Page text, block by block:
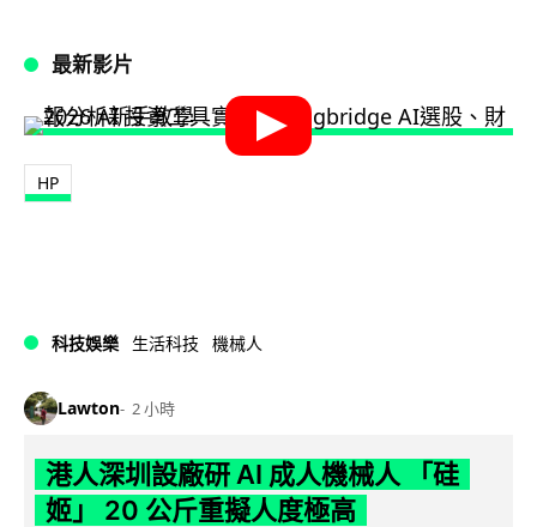
最新影片
HP
科技娛樂 生活科技 機械人
Lawton 2 小時
港人深圳設廠研 AI 成人機械人 「硅
姬」 20 公斤重擬人度極高